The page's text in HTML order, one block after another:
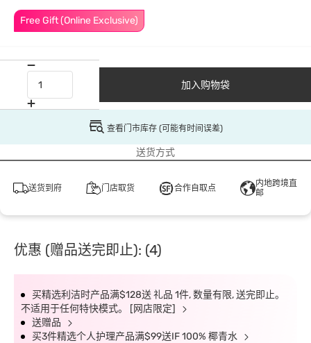
Free Gift (Online Exclusive)
加入购物袋
查看门市库存 (可能有时间误差)
送货方式
送货到府 门店取货 合作自取点
内地跨境直
邮
优惠 (赠品送完即止): (4)
买精选利洁时产品满$128送 礼品 1件, 数量有限, 送完即止。
不适用于任何特快模式。 [网店限定]
送赠品
买3件精选个人护理产品满$99送IF 100% 椰青水